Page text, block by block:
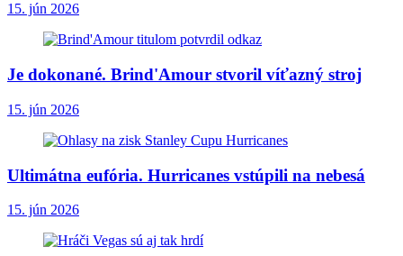
15. jún 2026
Je dokonané. Brind'Amour stvoril víťazný stroj
15. jún 2026
Ultimátna eufória. Hurricanes vstúpili na nebesá
15. jún 2026